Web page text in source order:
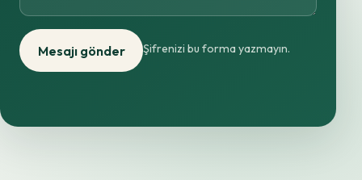
Mesajı gönder Şifrenizi bu forma yazmayın.